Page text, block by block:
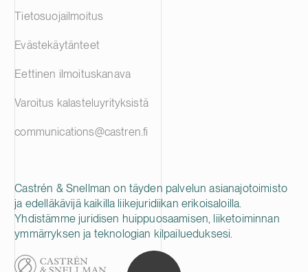
Castrén & Snellman on täyden palvelun asianajotoimisto
ja edelläkävijä kaikilla liikejuridiikan erikoisaloilla.
Yhdistämme juridisen huippuosaamisen, liiketoiminnan
ymmärryksen ja teknologian kilpailueduksesi.
Tietosuojailmoitus
Evästekäytänteet
Eettinen ilmoituskanava
Varoitus kalasteluyrityksistä
communications@castren.fi